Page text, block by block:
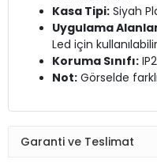
Kasa Tipi: Siyah
Uygulama
Led için
Koruma Sınıfı:
Not: Görselde
Garanti ve Teslimat